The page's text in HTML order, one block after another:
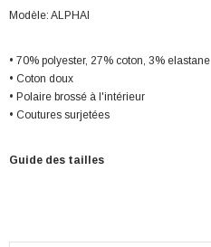
Modèle: ALPHAI
• 70% polyester, 27% coton, 3% elastane
• Coton doux
• Polaire brossé à l'intérieur
• Coutures surjetées
Guide des tailles